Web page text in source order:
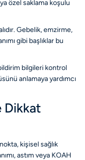
özel saklama koşulu
Gebelik, emzirme,
gibi başlıklar bu
bilgileri kontrol
anlamaya yardımcı
Dikkat
kişisel sağlık
astım veya KOAH